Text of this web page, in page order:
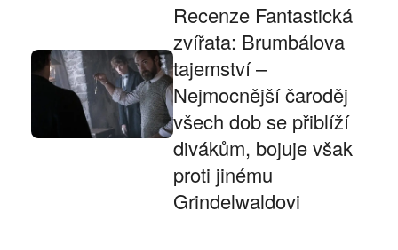
Recenze Fantastická
zvířata: Brumbálova
tajemství –
Nejmocnější čaroděj
všech dob se přiblíží
divákům, bojuje však
proti jinému
Grindelwaldovi